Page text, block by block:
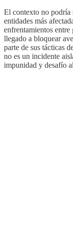
El contexto no podría
entidades más
enfrentamientos entre
llegado a bloquear
parte de sus tácticas
no es un incidente
impunidad y desafío